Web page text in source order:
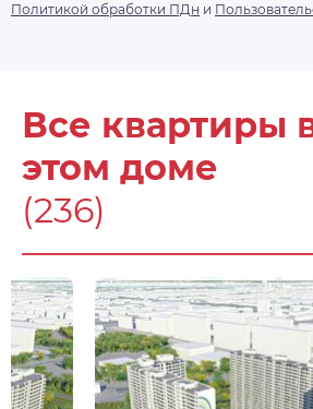
Политикой обработки ПДн и
Все квартиры
этом доме
(236)